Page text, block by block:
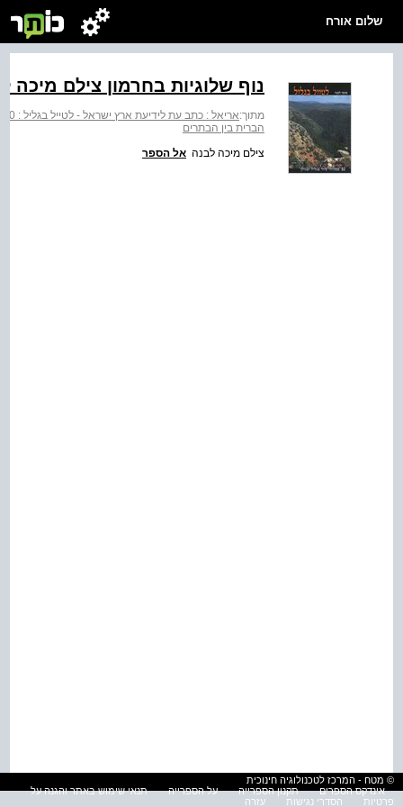
שלום אורח
נוף שלוגיות בחרמון צילם מיכה
מתוך:אריאל : כתב עת לידיעת ארץ ישראל - לטייל בגליל : 50 מסלולי טיול בגליל ובגולן
הברית בין הבתרים
צילם מיכה לבנה אל הספר
© מטח - המרכז לטכנולוגיה חינוכית
אינדקס הספרים
תקנון הספרייה על הספרייה
תנאי שימוש באתר והגנה על
פרטיות
הסדרי נגישות עזרה